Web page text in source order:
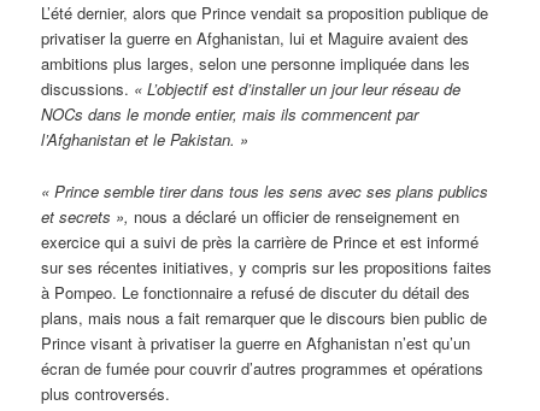
L’été dernier, alors que Prince vendait sa proposition publique de
privatiser la guerre en Afghanistan, lui et Maguire avaient des
ambitions plus larges, selon une personne impliquée dans les
discussions. « L’objectif est d’installer un jour leur réseau de
NOCs dans le monde entier, mais ils commencent par
l’Afghanistan et le Pakistan. »
« Prince semble tirer dans tous les sens avec ses plans publics
et secrets », nous a déclaré un officier de renseignement en
exercice qui a suivi de près la carrière de Prince et est informé
sur ses récentes initiatives, y compris sur les propositions faites
à Pompeo. Le fonctionnaire a refusé de discuter du détail des
plans, mais nous a fait remarquer que le discours bien public de
Prince visant à privatiser la guerre en Afghanistan n’est qu’un
écran de fumée pour couvrir d’autres programmes et opérations
plus controversés.